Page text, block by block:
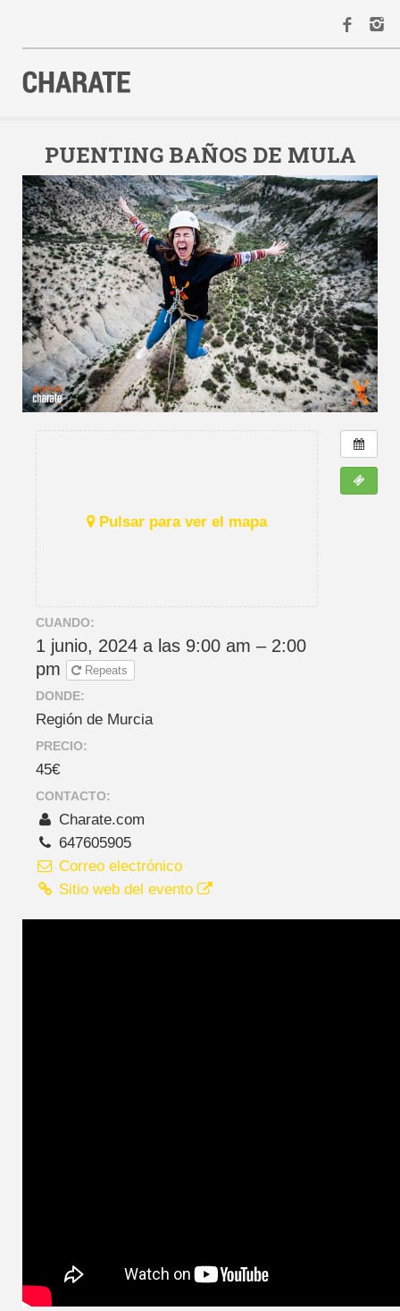
AGENDA
ACTIVIDADES
ALQUILER
EQUIPO
CONTACTO
PUENTING BAÑOS DE MULA
Pulsar para ver el mapa
CUANDO:
1 junio, 2024 a las 9:00 am – 2:00
pm
Repeats
DONDE:
Región de Murcia
PRECIO:
45€
CONTACTO:
Charate.com
647605905
Correo electrónico
Sitio web del evento